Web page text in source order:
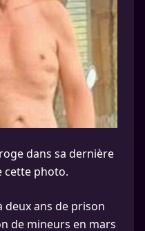
dans sa dernière
cette photo.
deux ans de prison
de mineurs en mars